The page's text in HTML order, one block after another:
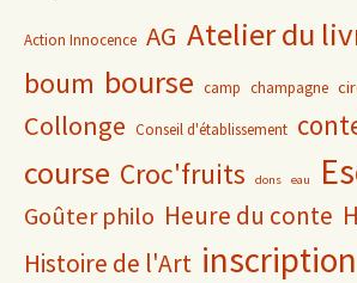
Action Innocence AG Atelier du
boum bourse camp champagne
Collonge Conseil d'établissement
course Croc'fruits dons eau
Goûter philo Heure du conte
Histoire de l'Art inscription